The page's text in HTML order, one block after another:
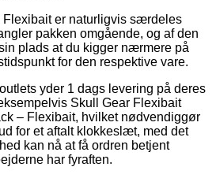
er naturligvis særdeles
pakken omgående, og af den
plads at du kigger nærmere på
for den respektive vare.
yder 1 dags levering på deres
Skull Gear Flexibait
– Flexibait, hvilket nødvendiggør
for et aftalt klokkeslæt, med det
kan nå at få ordren betjent
har fyraften.